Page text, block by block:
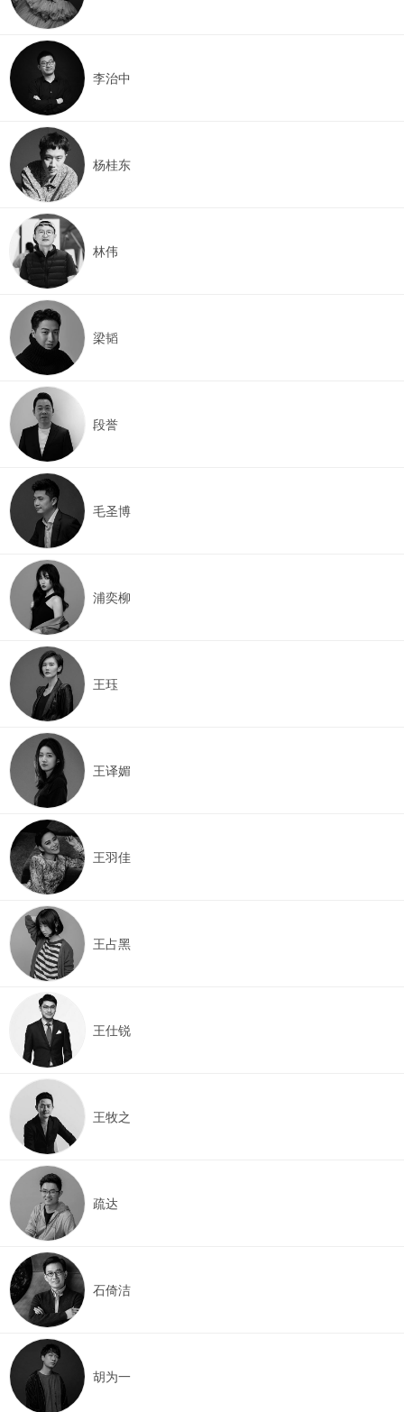
李治中
杨桂东
林伟
梁韬
段誉
毛圣博
浦奕柳
王珏
王译媚
王羽佳
王占黑
王仕锐
王牧之
疏达
石倚洁
胡为一